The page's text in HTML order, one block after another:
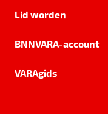
Lid worden
BNNVARA-account
VARAgids